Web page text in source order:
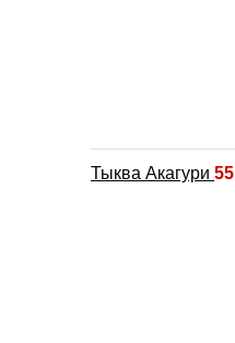
Тыква Акагури 55